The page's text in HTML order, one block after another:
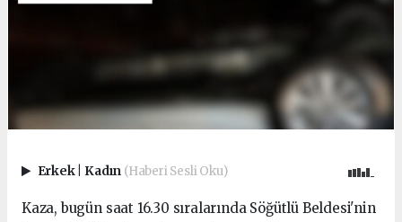
Erkek Kadın (Haberi Sesli Oku)
Kaza, bugün saat 16.30 sıralarında Söğütlü Beldesi'nin